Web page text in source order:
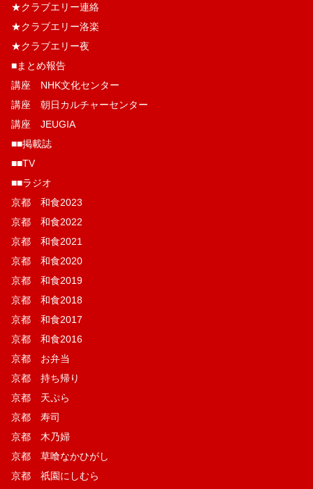
★クラブエリー連絡
★クラブエリー洛楽
★クラブエリー夜
■まとめ報告
講座 NHK文化センター
講座 朝日カルチャーセンター
講座 JEUGIA
■■掲載誌
■■TV
■■ラジオ
京都 和食2023
京都 和食2022
京都 和食2021
京都 和食2020
京都 和食2019
京都 和食2018
京都 和食2017
京都 和食2016
京都 お弁当
京都 持ち帰り
京都 天ぷら
京都 寿司
京都 木乃婦
京都 草喰なかひがし
京都 祇園にしむら